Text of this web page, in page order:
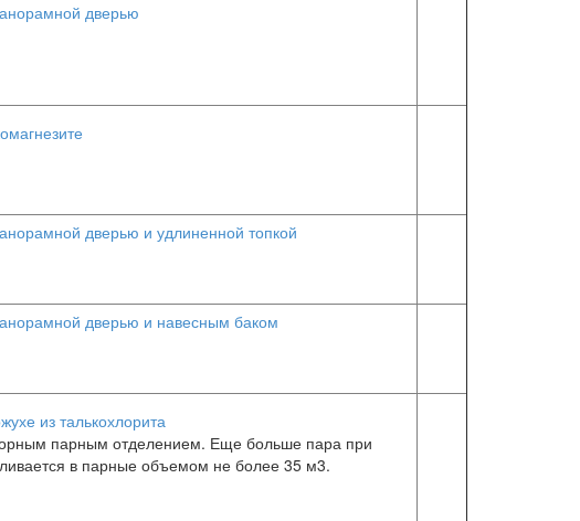
дверью
дверью и удлиненной топкой
дверью и навесным баком
из талькохлорита
парным отделением. Еще больше пара при
в парные объемом не более 35 м3.